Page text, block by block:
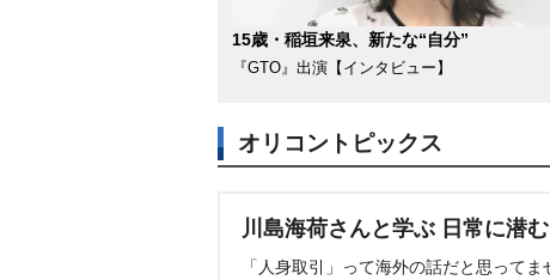
15歳・稲垣来泉、新たな“自分”
『GTO』出演【インタビュー】
オリコントピックス
川島海荷さんと学ぶ 日常に潜
「人身取引」って海外の話だと思って